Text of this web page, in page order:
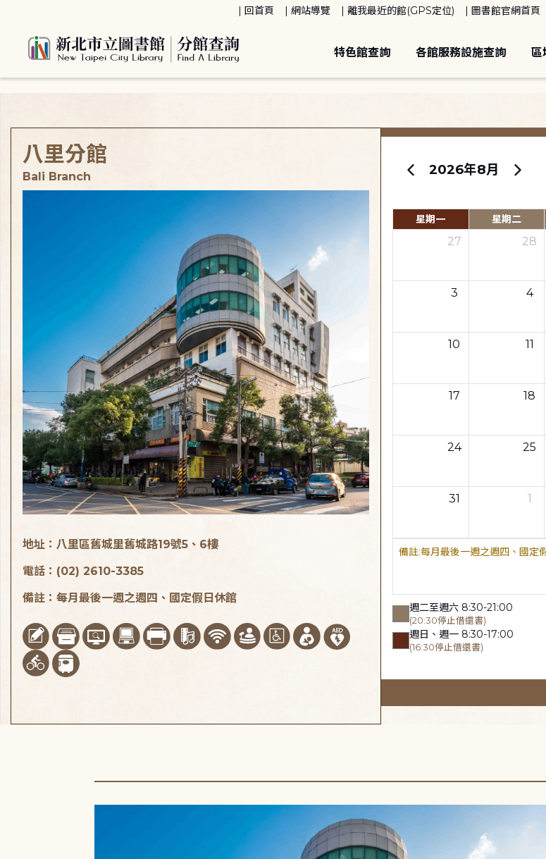
回首頁 網站導覽 離我最近的館(GPS定位) 圖書館官網首頁
特色館查詢 各館服務設施查詢 區
2026年8月
星期一 星期二
27 28
3 4
10 11
17 18
24 25
31 1
每月最後一週之週四、國定
週二至週六 8:30-21:00
(20:30停止借還書)
週日、週一 8:30-17:00
(16:30停止借還書)
八里分館
Bali Branch
地址：八里區舊城里舊城路19號5、6樓
電話：(02) 2610-3385
備註：每月最後一週之週四、國定假日休館